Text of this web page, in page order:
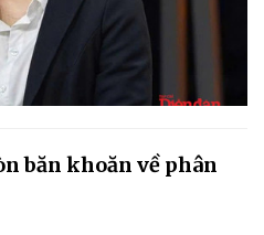
băn khoăn về phân